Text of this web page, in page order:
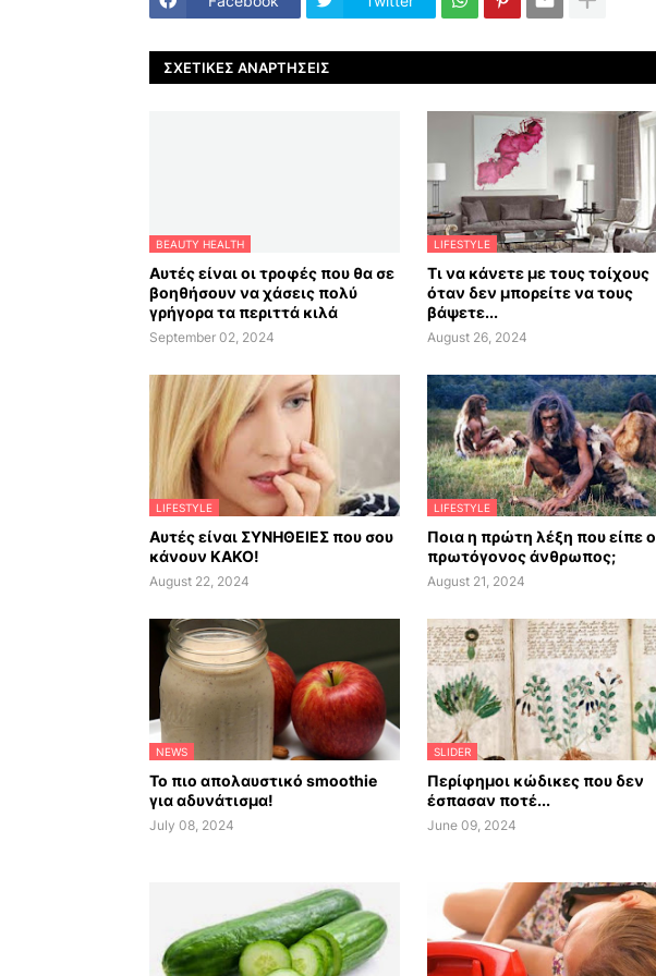
ΣΧΕΤΙΚΈΣ ΑΝΑΡΤΉΣΕΙΣ
BEAUTY HEALTH
Αυτές είναι οι τροφές που θα σε
βοηθήσουν να χάσεις πολύ
γρήγορα τα περιττά κιλά
September 02, 2024
LIFESTYLE
Τι να κάνετε με τους τοίχους
όταν δεν μπορείτε να τους
βάψετε...
August 26, 2024
LIFESTYLE
Αυτές είναι ΣΥΝΗΘΕΙΕΣ που σου
κάνουν ΚΑΚΟ!
August 22, 2024
LIFESTYLE
Ποια η πρώτη λέξη που είπε ο
πρωτόγονος άνθρωπος;
August 21, 2024
NEWS
Το πιο απολαυστικό smoothie
για αδυνάτισμα!
July 08, 2024
SLIDER
Περίφημοι κώδικες που δεν
έσπασαν ποτέ...
June 09, 2024